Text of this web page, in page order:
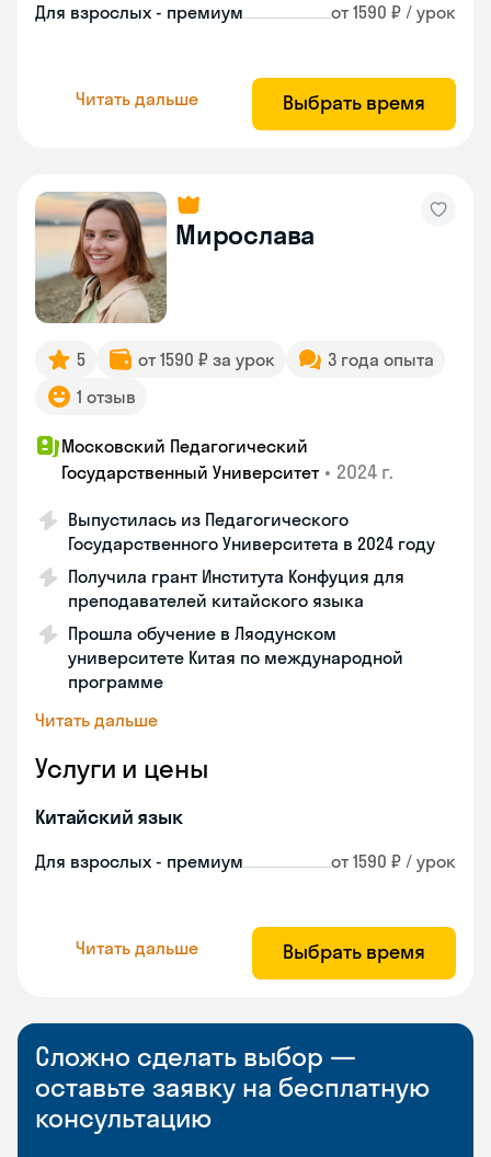
Для взрослых - премиум от 1590 ₽ / урок
Читать дальше Выбрать время
Мирослава
5 от 1590 ₽ за урок
3 года опыта
1 отзыв
Московский Педагогический
Государственный Университет • 2024 г.
Выпустилась из Педагогического
Государственного Университета в 2024 году
Получила грант Института Конфуция для
преподавателей китайского языка
Прошла обучение в Ляодунском
университете Китая по международной
программе
Читать дальше
Услуги и цены
Китайский язык
Для взрослых - премиум от 1590 ₽ / урок
Читать дальше Выбрать время
Сложно сделать выбор —
оставьте заявку на бесплатную
консультацию